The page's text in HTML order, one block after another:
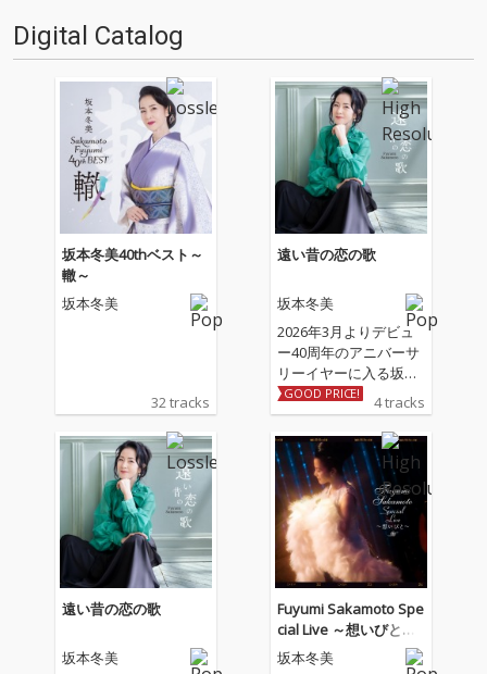
Digital Catalog
坂本冬美40thベスト～
轍～
坂本冬美
32 tracks
遠い昔の恋の歌
坂本冬美
2026年3月よりデビュ
ー40周年のアニバーサ
リーイヤーに入る坂本
冬美の記念シングル 収
録される表題曲「遠い
昔の恋の歌」、カップ
リング曲「しあわせ十
色」は坂本冬美と同じ
歳のアーティスト川村
結花の作詞＆作曲によ
る書き下ろし作品。ア
レンジは「夜桜お七」
「また君に恋してる」
の若草恵が担当。
GOOD PRICE! 4 tracks
遠い昔の恋の歌
坂本冬美
Fuyumi Sakamoto Spe
cial Live ～想いびと～
(Live)
坂本冬美